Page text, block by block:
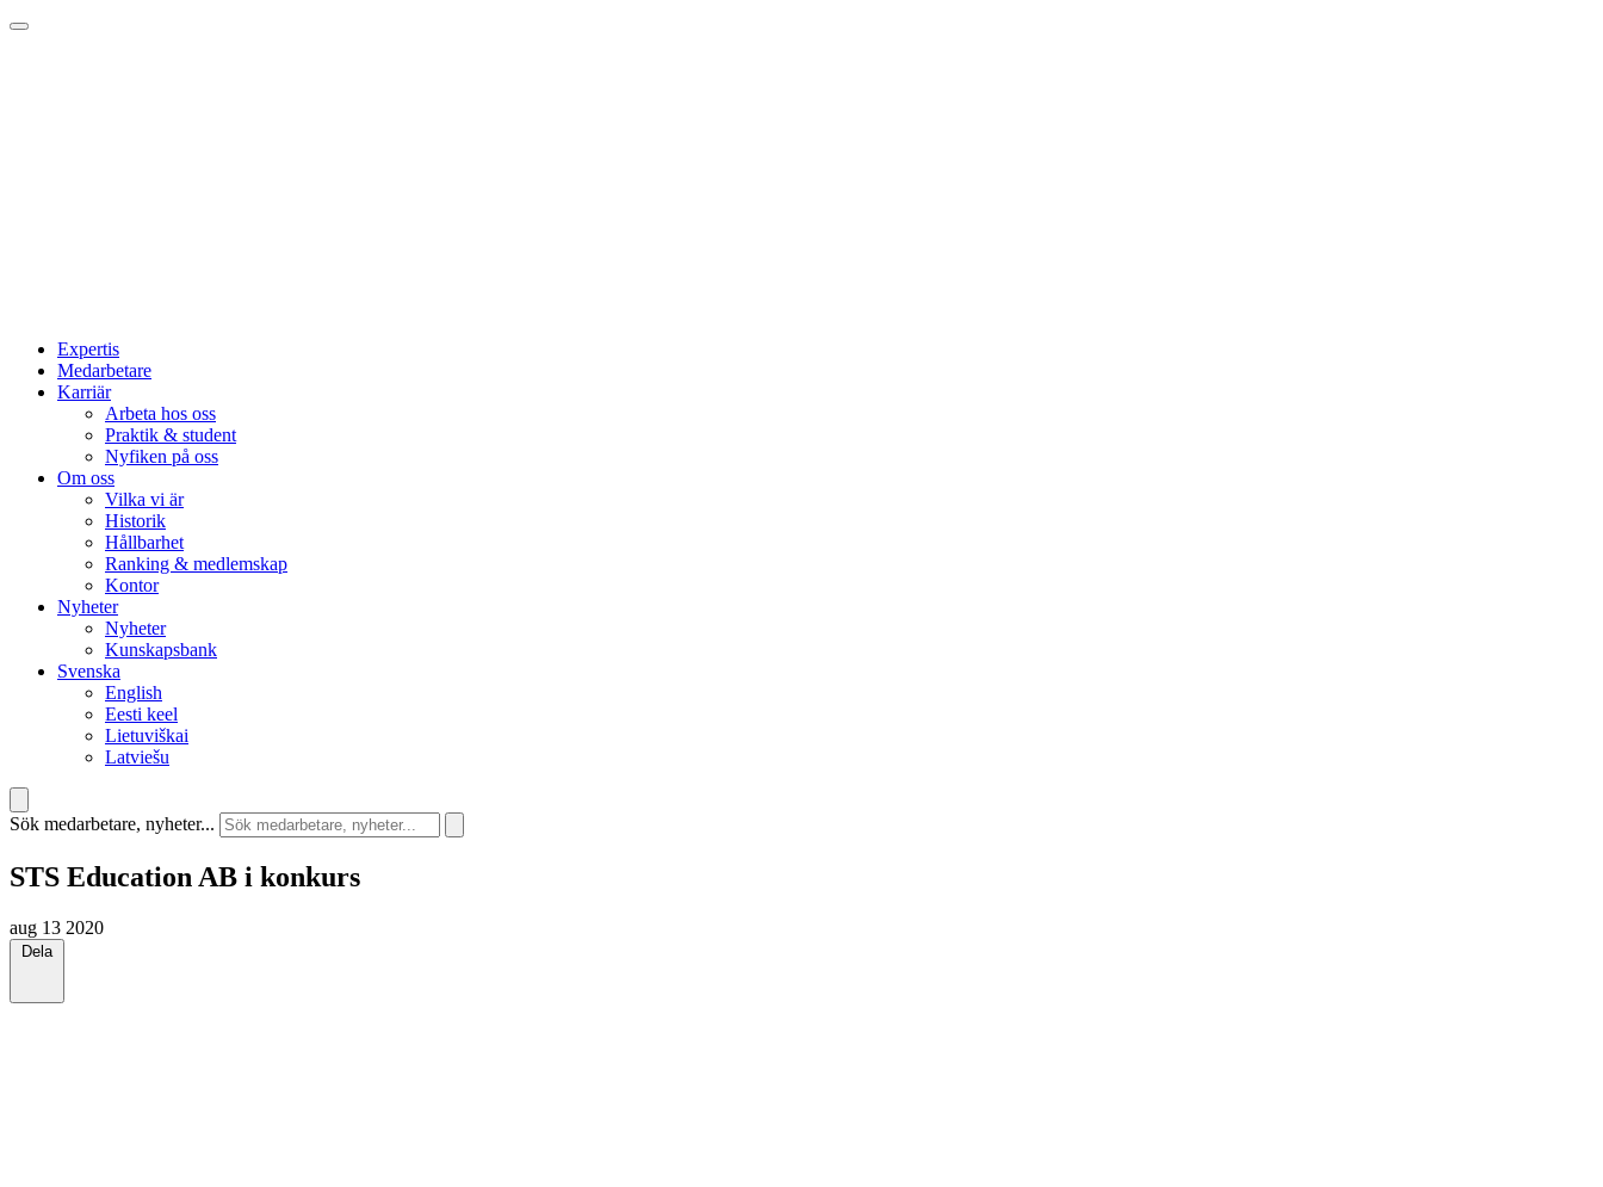
Expertis
Medarbetare
Karriär
Arbeta hos oss
Praktik & student
Nyfiken på oss
Om oss
Vilka vi är
Historik
Hållbarhet
Ranking & medlemskap
Kontor
Nyheter
Nyheter
Kunskapsbank
Svenska
English
Eesti keel
Lietuviškai
Latviešu
Sök medarbetare, nyheter...
STS Education AB i konkurs
aug 13 2020
Dela